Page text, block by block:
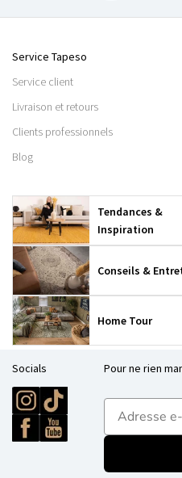
Service Tapeso
Service client
Livraison et retours
Clients professionnels
Blog
Tendances &
Inspiration
Conseils &
Home Tour
Socials Pour ne rien
E-